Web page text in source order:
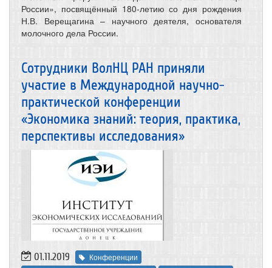
России», посвящённый 180-летию со дня рождения
Н.В. Верещагина – научного деятеля, основателя
молочного дела России.
Сотрудники ВолНЦ РАН приняли
участие в Международной научно-
практической конференции
«Экономика знаний: теория, практика,
перспективы исследования»
01.11.2019
Конференции